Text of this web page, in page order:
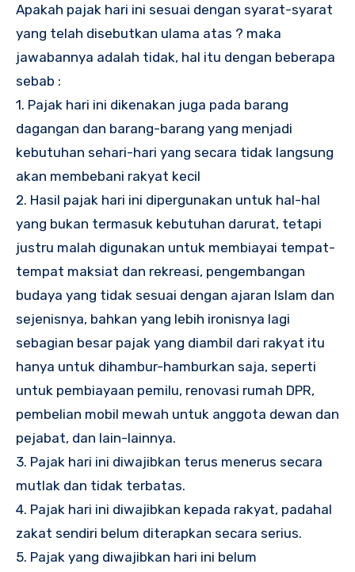
Apakah pajak hari ini sesuai dengan syarat-syarat
yang telah disebutkan ulama atas ? maka
jawabannya adalah tidak, hal itu dengan beberapa
sebab :
1. Pajak hari ini dikenakan juga pada barang
dagangan dan barang-barang yang menjadi
kebutuhan sehari-hari yang secara tidak langsung
akan membebani rakyat kecil
2. Hasil pajak hari ini dipergunakan untuk hal-hal
yang bukan termasuk kebutuhan darurat, tetapi
justru malah digunakan untuk membiayai tempat-
tempat maksiat dan rekreasi, pengembangan
budaya yang tidak sesuai dengan ajaran Islam dan
sejenisnya, bahkan yang lebih ironisnya lagi
sebagian besar pajak yang diambil dari rakyat itu
hanya untuk dihambur-hamburkan saja, seperti
untuk pembiayaan pemilu, renovasi rumah DPR,
pembelian mobil mewah untuk anggota dewan dan
pejabat, dan lain-lainnya.
3. Pajak hari ini diwajibkan terus menerus secara
mutlak dan tidak terbatas.
4. Pajak hari ini diwajibkan kepada rakyat, padahal
zakat sendiri belum diterapkan secara serius.
5. Pajak yang diwajibkan hari ini belum